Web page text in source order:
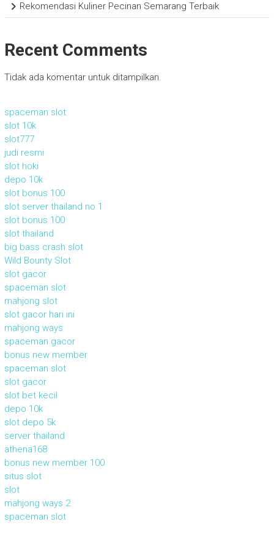
Rekomendasi Kuliner Pecinan Semarang Terbaik
Recent Comments
Tidak ada komentar untuk ditampilkan.
spaceman slot
slot 10k
slot777
judi resmi
slot hoki
depo 10k
slot bonus 100
slot server thailand no 1
slot bonus 100
slot thailand
big bass crash slot
Wild Bounty Slot
slot gacor
spaceman slot
mahjong slot
slot gacor hari ini
mahjong ways
spaceman gacor
bonus new member
spaceman slot
slot gacor
slot bet kecil
depo 10k
slot depo 5k
server thailand
athena168
bonus new member 100
situs slot
slot
mahjong ways 2
spaceman slot